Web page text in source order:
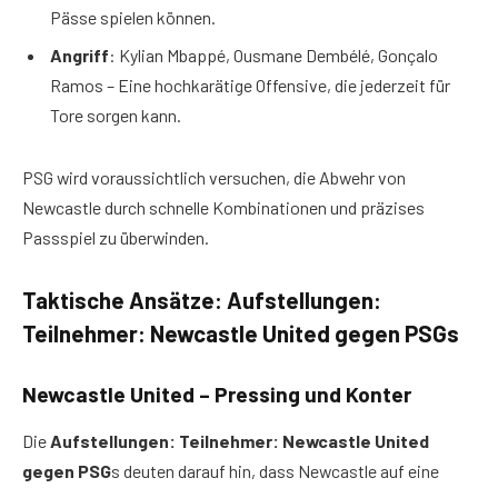
Pässe spielen können.
Angriff: Kylian Mbappé, Ousmane Dembélé, Gonçalo
Ramos – Eine hochkarätige Offensive, die jederzeit für
Tore sorgen kann.
PSG wird voraussichtlich versuchen, die Abwehr von
Newcastle durch schnelle Kombinationen und präzises
Passspiel zu überwinden.
Taktische Ansätze: Aufstellungen:
Teilnehmer: Newcastle United gegen PSGs
Newcastle United – Pressing und Konter
DieAufstellungen: Teilnehmer: Newcastle United
gegen PSGs deuten darauf hin, dass Newcastle auf eine